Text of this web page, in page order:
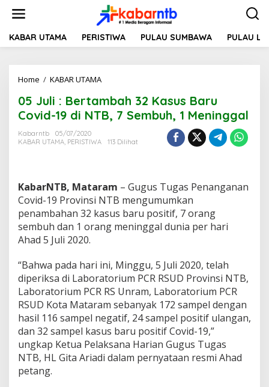
t
KABAR UTAMA PERISTIWA PULAU SUMBAWA PULAU
Home / KABAR UTAMA
J
u
l
t
a
m
b
a
2
K
a
s
u
s
B
a
r
u
05 Juli : Bertambah 32 Kasus Baru
Covid-19 di NTB, 7 Sembuh, 1 Meninggal
Kabarntb
05/07/2020
KABAR UTAMA, PERISTIWA 113 Dilihat
KabarNTB, Mataram – Gugus Tugas Penanganan
Covid-19 Provinsi NTB mengumumkan
penambahan 32 kasus baru positif, 7 orang
sembuh dan 1 orang meninggal dunia per hari
Ahad 5 Juli 2020.
“Bahwa pada hari ini, Minggu, 5 Juli 2020, telah
diperiksa di Laboratorium PCR RSUD Provinsi NTB,
Laboratorium PCR RS Unram, Laboratorium PCR
RSUD Kota Mataram sebanyak 172 sampel dengan
hasil 116 sampel negatif, 24 sampel positif ulangan,
dan 32 sampel kasus baru positif Covid-19,”
ungkap Ketua Pelaksana Harian Gugus Tugas
NTB, HL Gita Ariadi dalam pernyataan resmi Ahad
petang.